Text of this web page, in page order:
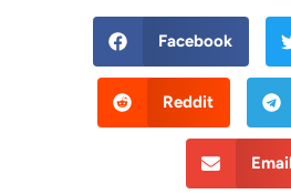
Facebook
Reddit
Email